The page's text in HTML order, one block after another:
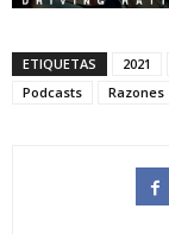
ETIQUETAS 2021
Podcasts
Razones